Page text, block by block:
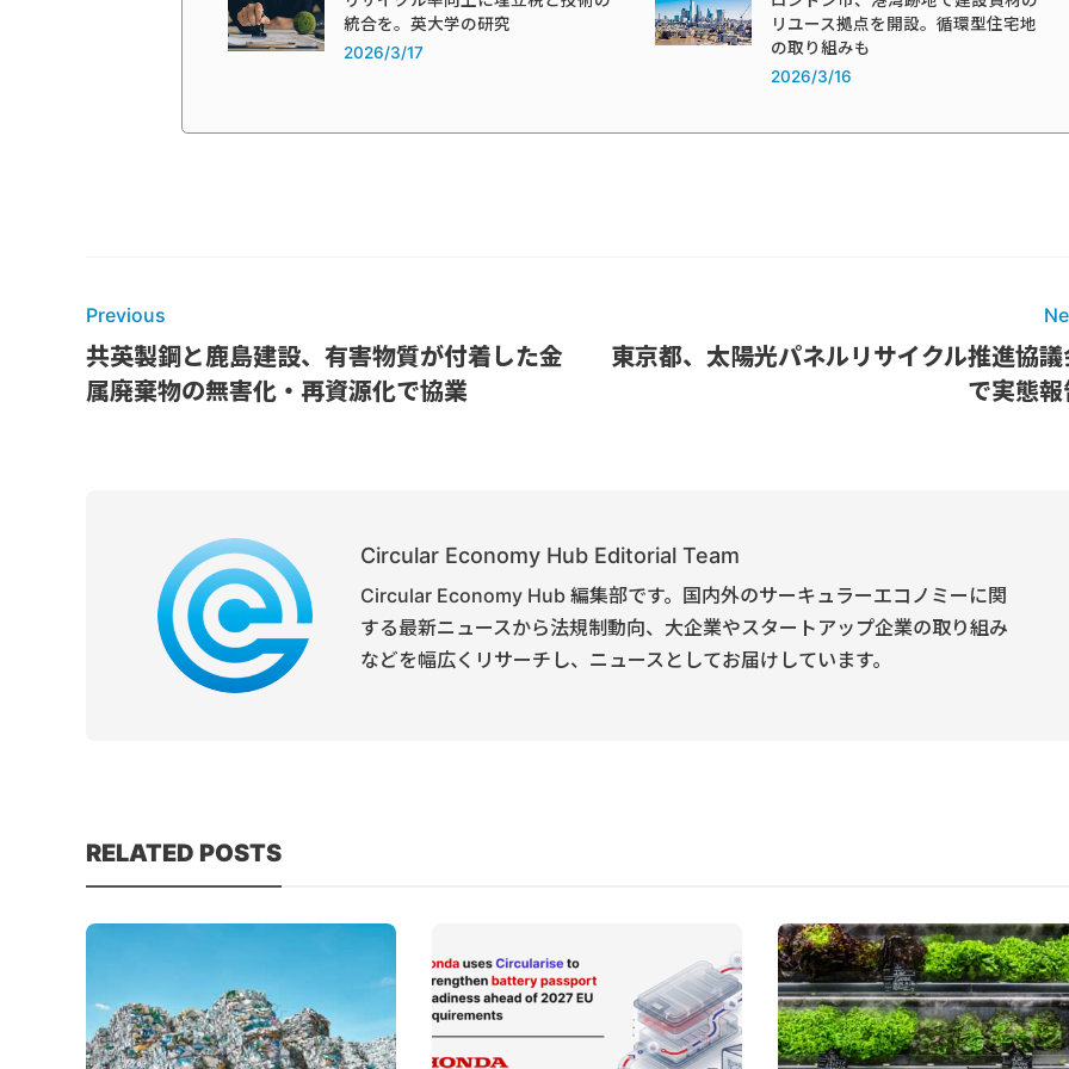
統合を。英大学の研究
2026/3/17
リユース拠点を開設。循環型住宅地
の取り組みも
2026/3/16
Previous
共英製鋼と鹿島建設、有害物質が付着した金
属廃棄物の無害化・再資源化で協業
東京都、太陽光パネルリサイクル推進協議
で実態報
Circular Economy Hub Editorial Team
Circular Economy Hub 編集部です。国内外のサーキュラーエコノミーに関
する最新ニュースから法規制動向、大企業やスタートアップ企業の取り組み
などを幅広くリサーチし、ニュースとしてお届けしています。
RELATED POSTS